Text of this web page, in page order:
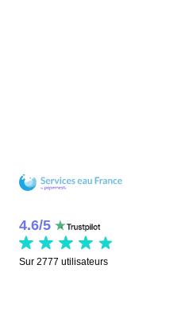
4.6/5
Sur 2777 utilisateurs